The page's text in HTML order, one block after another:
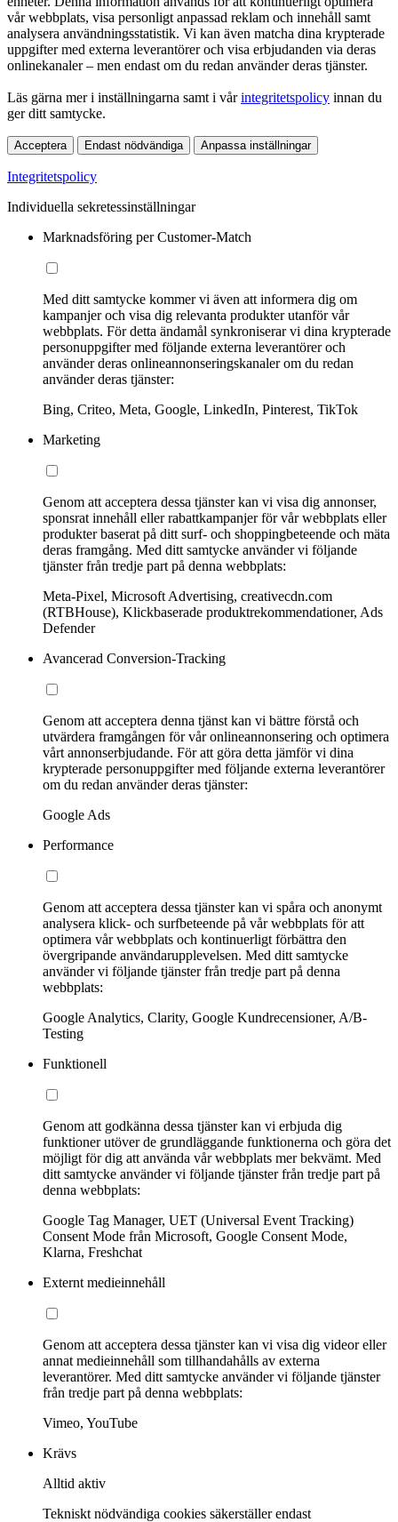
vår webbplats, visa personligt anpassad reklam och innehåll samt
analysera användningsstatistik. Vi kan även matcha dina krypterade
uppgifter med externa leverantörer och visa erbjudanden via deras
onlinekanaler – men endast om du redan använder deras tjänster.
Läs gärna mer i inställningarna samt i vårintegritetspolicy innan du
ger ditt samtycke.
Acceptera Endast nödvändiga Anpassa inställningar
Integritetspolicy
Individuella sekretessinställningar
Marknadsföring per Customer-Match
Med ditt samtycke kommer vi även att informera dig om
kampanjer och visa dig relevanta produkter utanför vår
webbplats. För detta ändamål synkroniserar vi dina krypterade
personuppgifter med följande externa leverantörer och
använder deras onlineannonseringskanaler om du redan
använder deras tjänster:
Bing, Criteo, Meta, Google, LinkedIn, Pinterest, TikTok
Marketing
Genom att acceptera dessa tjänster kan vi visa dig annonser,
sponsrat innehåll eller rabattkampanjer för vår webbplats eller
produkter baserat på ditt surf- och shoppingbeteende och mäta
deras framgång. Med ditt samtycke använder vi följande
tjänster från tredje part på denna webbplats:
Meta-Pixel, Microsoft Advertising, creativecdn.com
(RTBHouse), Klickbaserade produktrekommendationer, Ads
Defender
Avancerad Conversion-Tracking
Genom att acceptera denna tjänst kan vi bättre förstå och
utvärdera framgången för vår onlineannonsering och optimera
vårt annonserbjudande. För att göra detta jämför vi dina
krypterade personuppgifter med följande externa leverantörer
om du redan använder deras tjänster:
Google Ads
Performance
Genom att acceptera dessa tjänster kan vi spåra och anonymt
analysera klick- och surfbeteende på vår webbplats för att
optimera vår webbplats och kontinuerligt förbättra den
övergripande användarupplevelsen. Med ditt samtycke
använder vi följande tjänster från tredje part på denna
webbplats:
Google Analytics, Clarity, Google Kundrecensioner, A/B-
Testing
Funktionell
Genom att godkänna dessa tjänster kan vi erbjuda dig
funktioner utöver de grundläggande funktionerna och göra det
möjligt för dig att använda vår webbplats mer bekvämt. Med
ditt samtycke använder vi följande tjänster från tredje part på
denna webbplats:
Google Tag Manager, UET (Universal Event Tracking)
Consent Mode från Microsoft, Google Consent Mode,
Klarna, Freshchat
Externt medieinnehåll
Genom att acceptera dessa tjänster kan vi visa dig videor eller
annat medieinnehåll som tillhandahålls av externa
leverantörer. Med ditt samtycke använder vi följande tjänster
från tredje part på denna webbplats:
Vimeo, YouTube
Krävs
Alltid aktiv
Tekniskt nödvändiga cookies säkerställer endast